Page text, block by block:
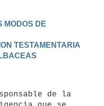
MODOS DE
TESTAMENTARIA